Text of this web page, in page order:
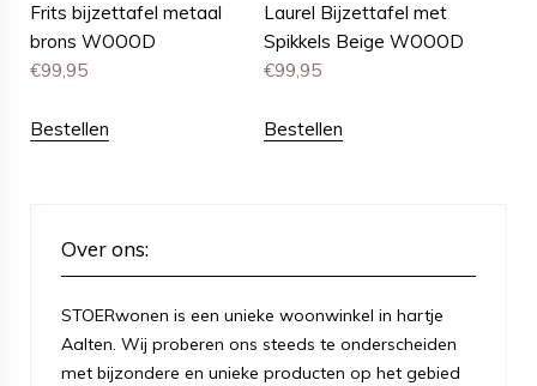
Frits bijzettafel metaal
brons WOOOD
€99,95
Bestellen
Laurel Bijzettafel met
Spikkels Beige WOOOD
€99,95
Bestellen
Over ons:
STOERwonen is een unieke woonwinkel in hartje
Aalten. Wij proberen ons steeds te onderscheiden
met bijzondere en unieke producten op het gebied